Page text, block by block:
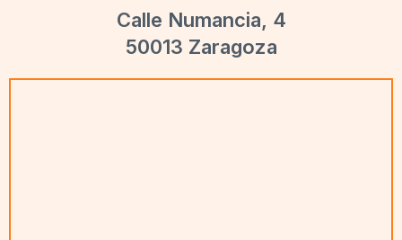
Calle Numancia, 4
50013 Zaragoza